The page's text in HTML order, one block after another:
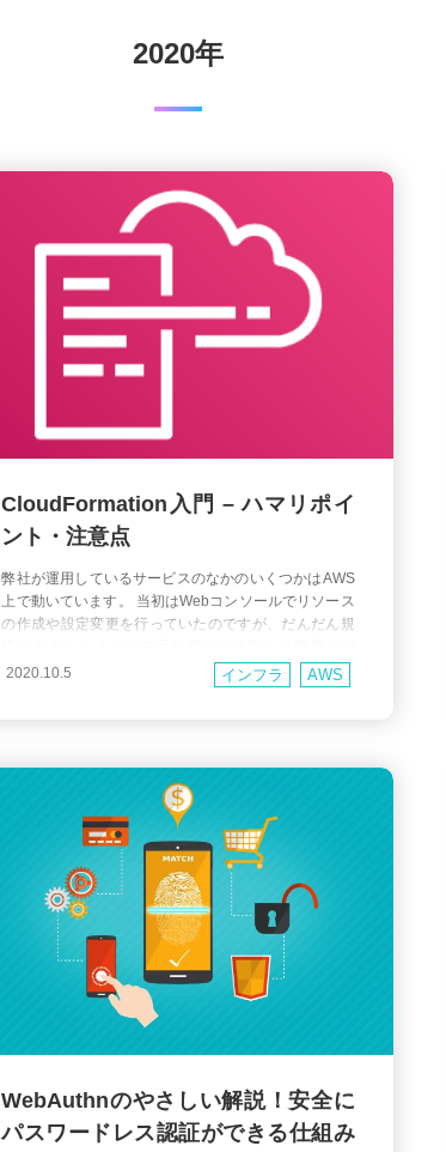
2020年
CloudFormation入門 – ハマリポイ
ント・注意点
弊社が運用しているサービスのなかのいくつかはAWS
上で動いています。 当初はWebコンソールでリソース
の作成や設定変更を行っていたのですが、だんだん規
じ、CloudFormation(以下CFN)を利用することにしま
した。 今回はCFNの社内向け勉強会の資料をブログと
2020.10.5 インフラ AWS
WebAuthnのやさしい解説！安全に
パスワードレス認証ができる仕組み